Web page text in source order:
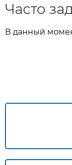
Часто
В данный